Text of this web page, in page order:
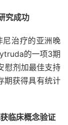
究成功
治疗的亚洲晚
的一项3期
慰剂加最佳支持
期获得具有统计
临床概念验证